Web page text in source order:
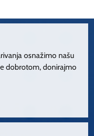
osnažimo našu
dobrotom, donirajmo